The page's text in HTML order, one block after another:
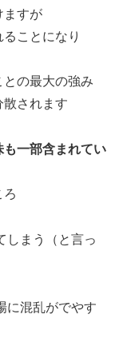
ますが
ことになり
の最大の強み
散されます
も一部含まれてい
ろ
しまう（と言っ
に混乱がでやす